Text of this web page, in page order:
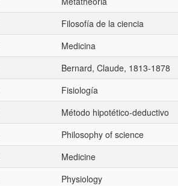
Filosofía de la ciencia
Medicina
Bernard, Claude, 1813-1878
Fisiología
Método hipotético-deductivo
Philosophy of science
Medicine
Physiology